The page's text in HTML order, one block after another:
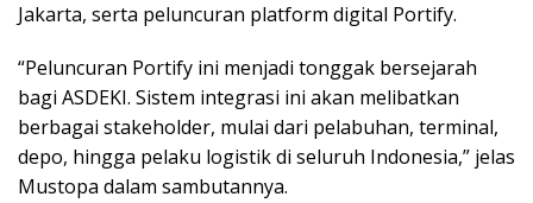
Jakarta, serta peluncuran platform digital Portify.
“Peluncuran Portify ini menjadi tonggak bersejarah
bagi ASDEKI. Sistem integrasi ini akan melibatkan
berbagai stakeholder, mulai dari pelabuhan, terminal,
depo, hingga pelaku logistik di seluruh Indonesia,” jelas
Mustopa dalam sambutannya.